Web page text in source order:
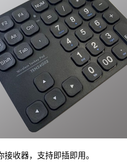
收器，支持即插即用。